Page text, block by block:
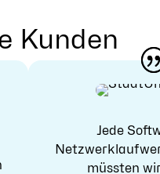
Kunden
Jede
müssten